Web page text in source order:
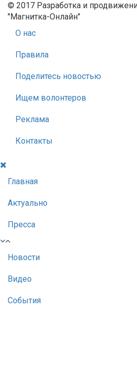
© 2017 Разработка и
"Магнитка-Онлайн"
О нас
Правила
Поделитесь новостью
Ищем волонтеров
Реклама
Контакты
Главная
Актуально
Пресса
Новости
Видео
События